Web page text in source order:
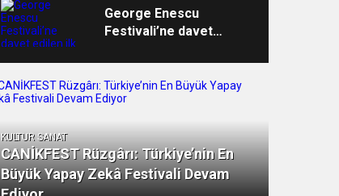
George Enescu
Festivali’ne davet
orkestrası İDSO
alkışlarla yurda döndü
KULTUR SANAT
CANİKFEST Rüzgârı: Türkiye’nin En
Büyük Yapay Zekâ Festivali Devam